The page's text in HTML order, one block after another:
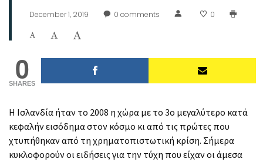
December 1, 2019 0 comments 0
0
SHARES
Η Ισλανδία ήταν το 2008 η χώρα με το 3ο μεγαλύτερο κατά
κεφαλήν εισόδημα στον κόσμο κι από τις πρώτες που
χτυπήθηκαν από τη χρηματοπιστωτική κρίση. Σήμερα
κυκλοφορούν οι ειδήσεις για την τύχη που είχαν οι άμεσα